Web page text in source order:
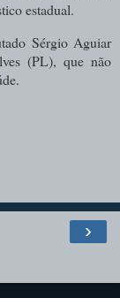
estadual.
Sérgio Aguiar
(PL), que não
›